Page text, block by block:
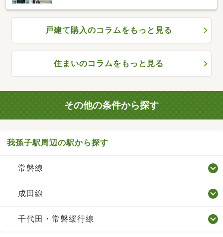
戸建て購入のコラムをもっと見る
住まいのコラムをもっと見る
その他の条件から探す
我孫子駅周辺の駅から探す
常磐線
成田線
千代田・常磐緩行線